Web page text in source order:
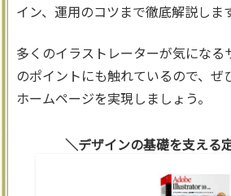
イン、運用のコツまで徹底解説します
多くのイラストレーターが気になる
のポイントにも触れているので、ぜ
ホームページを実現しましょう。
デザインの基礎を支える